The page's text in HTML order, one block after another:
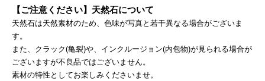
【ご注意ください】天然石について
天然石は天然素材のため、色味が写真と若干異なる場合がございま
す。
また、クラック(亀裂)や、インクルージョン(内包物)が見られる場合が
ございますが不良品ではございません。
素材の特性としてお楽しみくださいませ。